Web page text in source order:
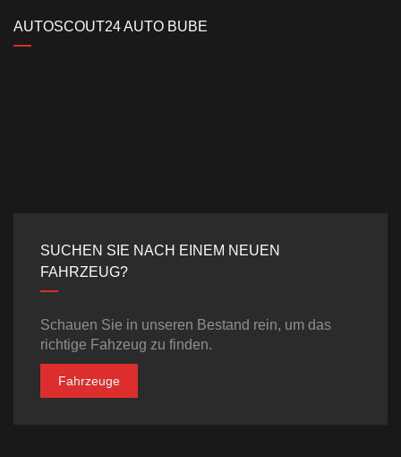
AUTOSCOUT24 AUTO BUBE
SUCHEN SIE NACH EINEM NEUEN
FAHRZEUG?
Schauen Sie in unseren Bestand rein, um das
richtige Fahzeug zu finden.
Fahrzeuge